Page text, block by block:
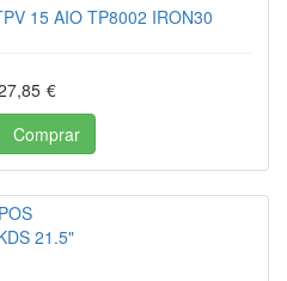
15 AIO TP8002 IRON30
€
Comprar